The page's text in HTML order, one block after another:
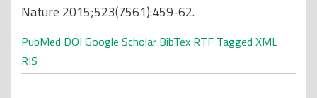
Nature 2015;523(7561):459-62.
PubMed DOI Google Scholar BibTex RTF Tagged XML
RIS